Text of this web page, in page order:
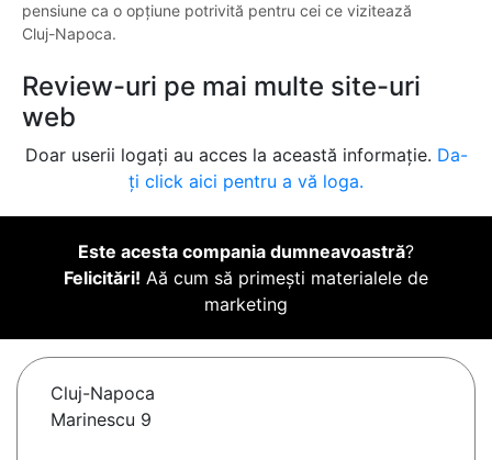
pensiune ca o opțiune potrivită pentru cei ce vizitează
Cluj-Napoca.
Review-uri pe mai multe site-uri
web
Doar userii logați au acces la această informație. Da-
ți click aici pentru a vă loga.
Este acesta compania dumneavoastră?
Felicitări! Aă cum să primești materialele de
marketing
Cluj-Napoca
Marinescu 9